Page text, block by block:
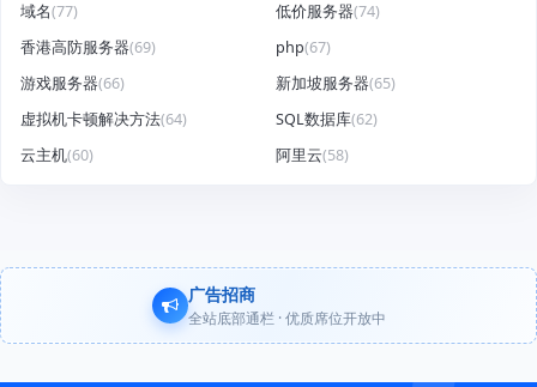
域名(77) 低价服务器(74)
香港高防服务器(69) php(67)
游戏服务器(66) 新加坡服务器(65)
虚拟机卡顿解决方法(64) SQL数据库(62)
云主机(60) 阿里云(58)
广告招商
全站底部通栏 · 优质席位开放中